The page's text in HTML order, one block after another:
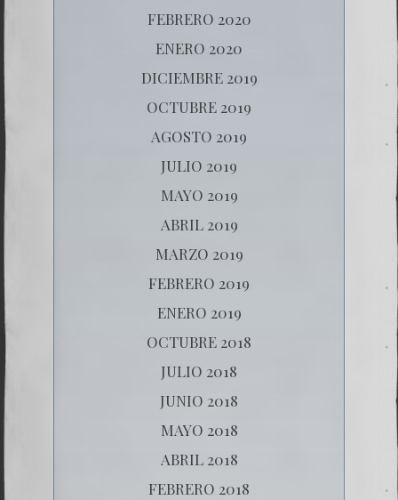
FEBRERO 2020
ENERO 2020
DICIEMBRE 2019
OCTUBRE 2019
AGOSTO 2019
JULIO 2019
MAYO 2019
ABRIL 2019
MARZO 2019
FEBRERO 2019
ENERO 2019
OCTUBRE 2018
JULIO 2018
JUNIO 2018
MAYO 2018
ABRIL 2018
FEBRERO 2018